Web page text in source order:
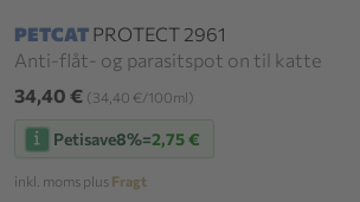
PETCAT PROTECT 2961
Anti-flåt- og parasitspot on til katte
34,40 € (34,40 €/100ml)
Petisave8%=2,75 €
inkl. moms plus Fragt